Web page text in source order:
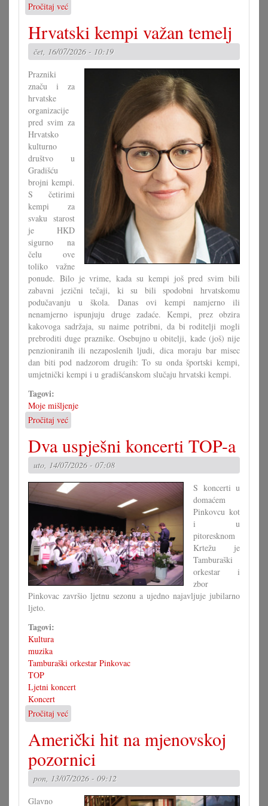
Pročitaj već
Nova
Croatisada
subotu
i
nedilju
Hrvatski kempi važan temelj
čet, 16/07/2026 - 10:19
Prazniki
značu i za
hrvatske
organizacije
pred svim za
Hrvatsko
kulturno
društvo u
Gradišću
brojni kempi.
S četirimi
kempi za
svaku starost
je HKD
sigurno na
čelu ove
toliko važne
ponude. Bilo je vrime, kada su kempi još pred svim bili
zabavni jezični tečaji, ki su bili spodobni hrvatskomu
podučavanju u škola. Danas ovi kempi namjerno ili
nenamjerno ispunjuju druge zadaće. Kempi, prez obzira
kakovoga sadržaja, su naime potribni, da bi roditelji mogli
prebroditi duge praznike. Osebujno u obitelji, kade (još) nije
penzioniranih ili nezaposlenih ljudi, dica moraju bar misec
dan biti pod nadzorom drugih: To su onda športski kempi,
umjetnički kempi i u gradišćanskom slučaju hrvatski kempi.
Tagovi:
Moje mišljenje
Pročitaj već
Hrvatski
kempi
važan
temelj
Dva uspješni koncerti TOP-a
uto, 14/07/2026 - 07:08
S koncerti u
domaćem
Pinkovcu kot
i u
pitoresknom
Krtežu je
Tamburaški
orkestar i
zbor
Pinkovac završio ljetnu sezonu a ujedno najavljuje jubilarno
ljeto.
Tagovi:
Kultura
muzika
Tamburaški orkestar Pinkovac
TOP
Ljetni koncert
Koncert
Pročitaj već
Dva
uspješni
koncerti
TOP-
a
Američki hit na mjenovskoj
pozornici
pon, 13/07/2026 - 09:12
Glavno